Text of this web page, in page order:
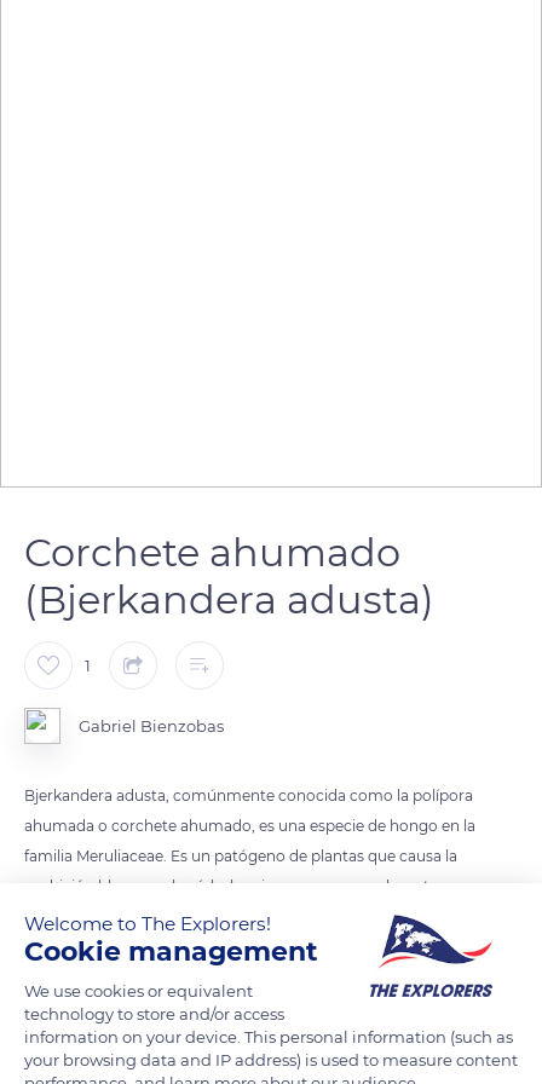
Corchete ahumado
(Bjerkandera adusta)
1
Gabriel Bienzobas
Bjerkandera adusta, comúnmente conocida como la polípora
ahumada o corchete ahumado, es una especie de hongo en la
familia Meruliaceae. Es un patógeno de plantas que causa la
pudrición blanca en los árboles vivos, pero generalmente
aparece en la madera muerta. Fue descrita por primera vez
científicamente como Boletus adustus por Carl Ludwig
adusta se informó en 2013.
Welcome to The Explorers!
Cookie management
We use cookies or equivalent
technology to store and/or access
information on your device. This personal information (such as
your browsing data and IP address) is used to measure content